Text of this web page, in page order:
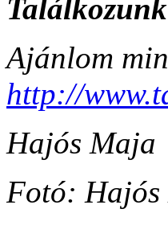
Ajánlom
http://
Hajós Maja
Fotó: Hajós